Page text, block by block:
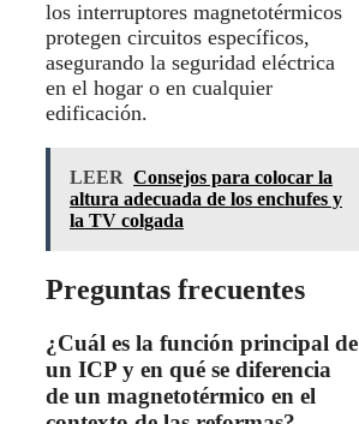
los interruptores magnetotérmicos
protegen circuitos específicos,
asegurando la seguridad eléctrica
en el hogar o en cualquier
edificación.
LEER Consejos para colocar la
altura adecuada de los enchufes y
la TV colgada
Preguntas frecuentes
¿Cuál es la función principal de
un ICP y en qué se diferencia
de un magnetotérmico en el